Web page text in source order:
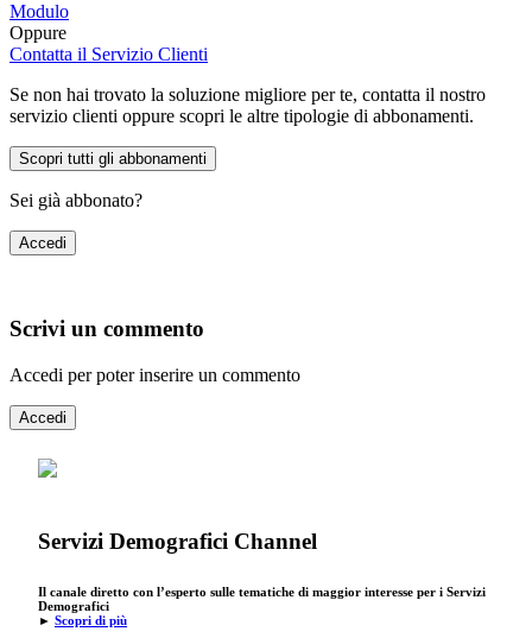
Modulo
Oppure
Contatta il Servizio Clienti
Se non hai trovato la soluzione migliore per te, contatta il nostro
servizio clienti oppure scopri le altre tipologie di abbonamenti.
Scopri tutti gli abbonamenti
Sei già abbonato?
Accedi
Scrivi un commento
Accedi per poter inserire un commento
Accedi
Servizi Demografici Channel
Il canale diretto con l’esperto sulle tematiche di maggior interesse per i Servizi
Demografici
► Scopri di più